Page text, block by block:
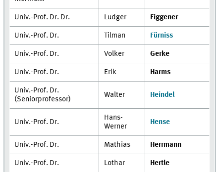
Univ.-Prof. Dr. Dr. Ludger Figgener
Univ.-Prof. Dr. Tilman Fürniss
Univ.-Prof. Dr. Volker Gerke
Univ.-Prof. Dr. Erik Harms
Univ.-Prof. Dr.
(Seniorprofessor)
Walter Heindel
Univ.-Prof. Dr.
Hans-
Werner
Hense
Univ.-Prof. Dr. Mathias Herrmann
Univ.-Prof. Dr. Lothar Hertle